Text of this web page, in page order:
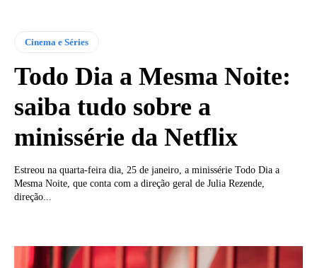
Cinema e Séries
Todo Dia a Mesma Noite:
saiba tudo sobre a
minissérie da Netflix
Estreou na quarta-feira dia, 25 de janeiro, a minissérie Todo Dia a
Mesma Noite, que conta com a direção geral de Julia Rezende,
direção...